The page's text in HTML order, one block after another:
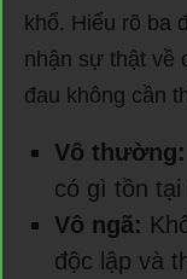
khổ. Hiểu rõ ba
nhận sự thật về
đau không cần
Vô thường:
có gì tồn tại
Vô ngã:
độc lập và